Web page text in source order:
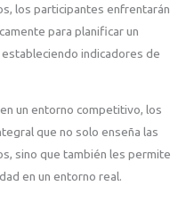
los participantes enfrentarán
para planificar un
indicadores de
un entorno competitivo, los
que no solo enseña las
sino que también les permite
en un entorno real.